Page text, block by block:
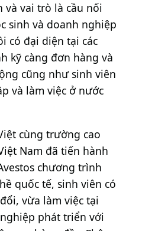
và vai trò là cầu nối
sinh và doanh nghiệp
có đại diện tại các
kỹ càng đơn hàng và
cũng như sinh viên
và làm việc ở nước
cùng trường cao
Nam đã tiến hành
chương trình
quốc tế, sinh viên có
vừa làm việc tại
phát triển với